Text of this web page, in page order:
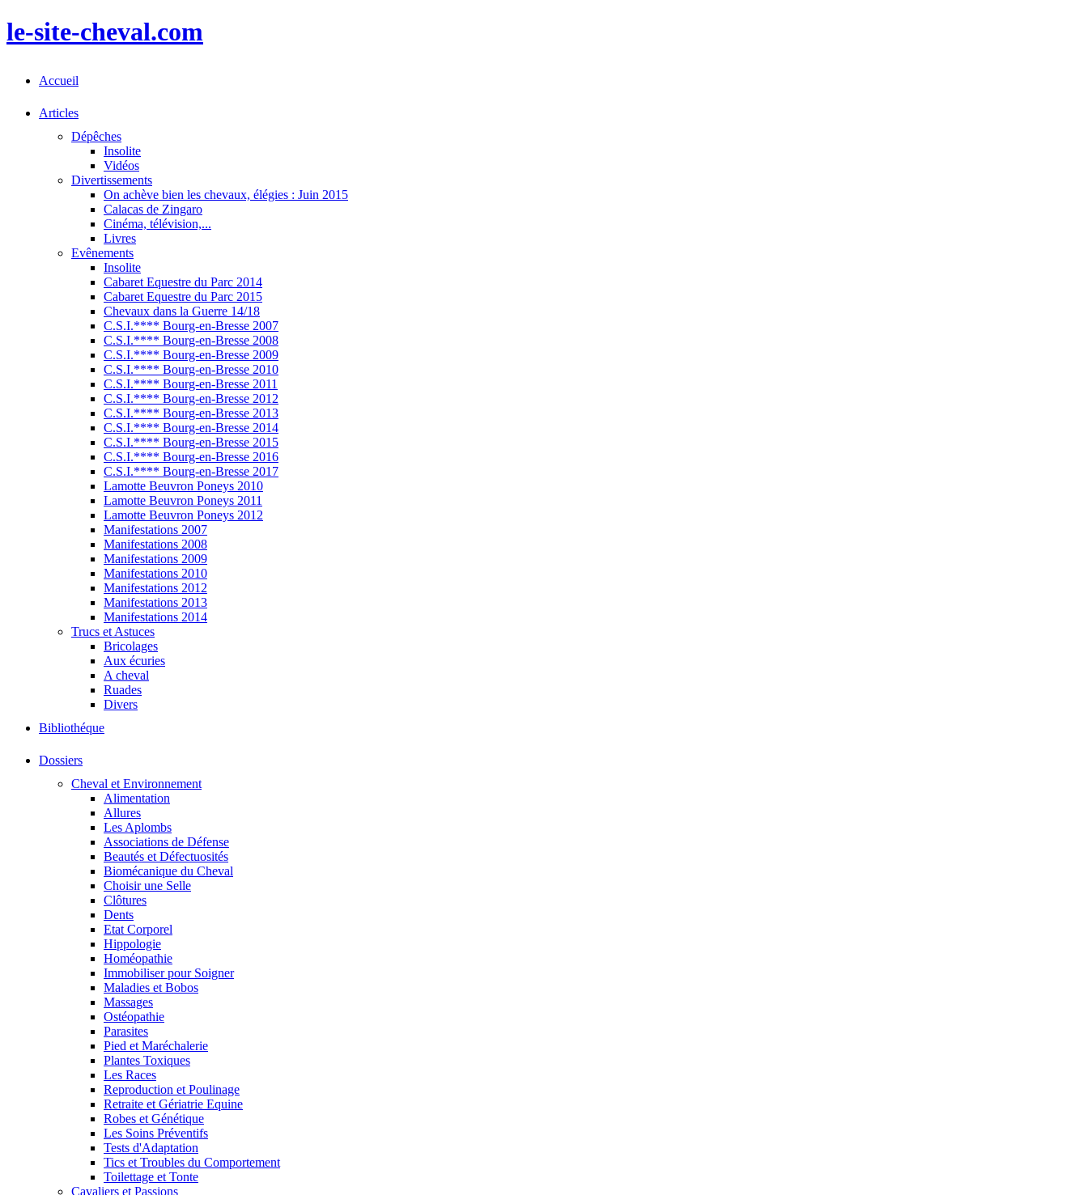
le-site-cheval.com
Accueil
Articles
Dépêches
Insolite
Vidéos
Divertissements
On achève bien les chevaux, élégies : Juin 2015
Calacas de Zingaro
Cinéma, télévision,...
Livres
Evênements
Insolite
Cabaret Equestre du Parc 2014
Cabaret Equestre du Parc 2015
Chevaux dans la Guerre 14/18
C.S.I.**** Bourg-en-Bresse 2007
C.S.I.**** Bourg-en-Bresse 2008
C.S.I.**** Bourg-en-Bresse 2009
C.S.I.**** Bourg-en-Bresse 2010
C.S.I.**** Bourg-en-Bresse 2011
C.S.I.**** Bourg-en-Bresse 2012
C.S.I.**** Bourg-en-Bresse 2013
C.S.I.**** Bourg-en-Bresse 2014
C.S.I.**** Bourg-en-Bresse 2015
C.S.I.**** Bourg-en-Bresse 2016
C.S.I.**** Bourg-en-Bresse 2017
Lamotte Beuvron Poneys 2010
Lamotte Beuvron Poneys 2011
Lamotte Beuvron Poneys 2012
Manifestations 2007
Manifestations 2008
Manifestations 2009
Manifestations 2010
Manifestations 2012
Manifestations 2013
Manifestations 2014
Trucs et Astuces
Bricolages
Aux écuries
A cheval
Ruades
Divers
Bibliothéque
Dossiers
Cheval et Environnement
Alimentation
Allures
Les Aplombs
Associations de Défense
Beautés et Défectuosités
Biomécanique du Cheval
Choisir une Selle
Clôtures
Dents
Etat Corporel
Hippologie
Homéopathie
Immobiliser pour Soigner
Maladies et Bobos
Massages
Ostéopathie
Parasites
Pied et Maréchalerie
Plantes Toxiques
Les Races
Reproduction et Poulinage
Retraite et Gériatrie Equine
Robes et Génétique
Les Soins Préventifs
Tests d'Adaptation
Tics et Troubles du Comportement
Toilettage et Tonte
Cavaliers et Passions